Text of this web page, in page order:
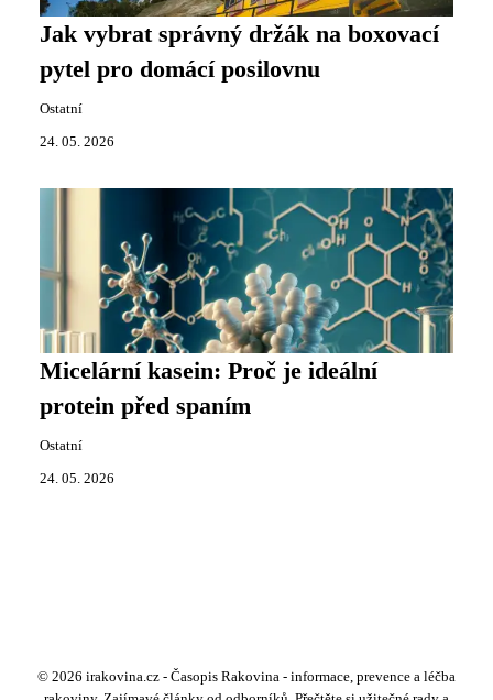
Jak vybrat správný držák na boxovací
pytel pro domácí posilovnu
Ostatní
24. 05. 2026
Micelární kasein: Proč je ideální
protein před spaním
Ostatní
24. 05. 2026
© 2026 irakovina.cz - Časopis Rakovina - informace, prevence a léčba